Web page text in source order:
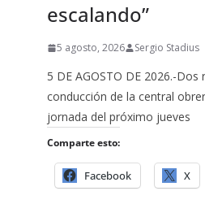
escalando”
5 agosto, 2026 Sergio Stadius
5 DE AGOSTO DE 2026.-
conducción de la central
jornada del próximo jueves
Comparte esto:
Facebook X